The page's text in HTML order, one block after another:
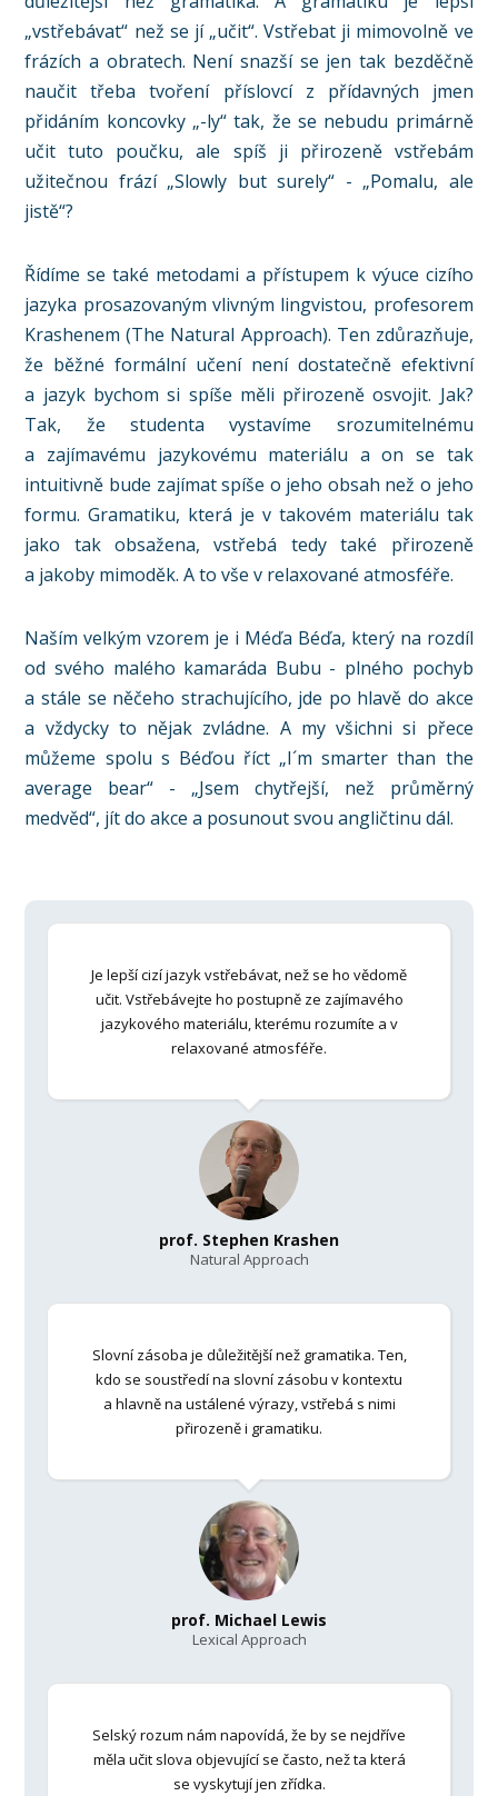
„vstřebávat“ než se jí „učit“. Vstřebat ji mimovolně ve
frázích a obratech. Není snazší se jen tak bezděčně
naučit třeba tvoření příslovcí z přídavných jmen
přidáním koncovky „-ly“ tak, že se nebudu primárně
učit tuto poučku, ale spíš ji přirozeně vstřebám
užitečnou frází „Slowly but surely“ - „Pomalu, ale
jistě“?
Řídíme se také metodami a přístupem k výuce cizího
jazyka prosazovaným vlivným lingvistou, profesorem
Krashenem (The Natural Approach). Ten zdůrazňuje,
že běžné formální učení není dostatečně efektivní
a jazyk bychom si spíše měli přirozeně osvojit. Jak?
Tak, že studenta vystavíme srozumitelnému
a zajímavému jazykovému materiálu a on se tak
intuitivně bude zajímat spíše o jeho obsah než o jeho
formu. Gramatiku, která je v takovém materiálu tak
jako tak obsažena, vstřebá tedy také přirozeně
a jakoby mimoděk. A to vše v relaxované atmosféře.
Naším velkým vzorem je i Méďa Béďa, který na rozdíl
od svého malého kamaráda Bubu - plného pochyb
a stále se něčeho strachujícího, jde po hlavě do akce
a vždycky to nějak zvládne. A my všichni si přece
můžeme spolu s Béďou říct „I´m smarter than the
average bear“ - „Jsem chytřejší, než průměrný
medvěd“, jít do akce a posunout svou angličtinu dál.
Je lepší cizí jazyk vstřebávat, než se ho vědomě
učit. Vstřebávejte ho postupně ze zajímavého
jazykového materiálu, kterému rozumíte a v
relaxované atmosféře.
prof. Stephen Krashen
Natural Approach
Slovní zásoba je důležitější než gramatika. Ten,
kdo se soustředí na slovní zásobu v kontextu
a hlavně na ustálené výrazy, vstřebá s nimi
přirozeně i gramatiku.
prof. Michael Lewis
Lexical Approach
Selský rozum nám napovídá, že by se nejdříve
měla učit slova objevující se často, než ta která
se vyskytují jen zřídka.